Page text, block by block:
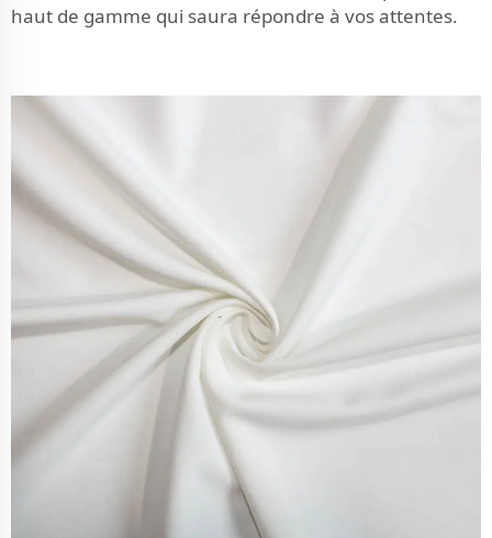
haut de gamme qui saura répondre à vos attentes.